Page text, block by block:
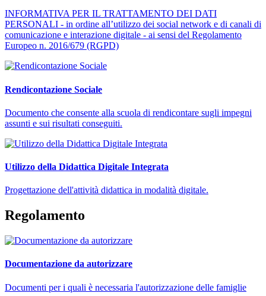
INFORMATIVA PER IL TRATTAMENTO DEI DATI
PERSONALI - in ordine all’utilizzo dei social network e di canali di
comunicazione e interazione digitale - ai sensi del Regolamento
Europeo n. 2016/679 (RGPD)
Rendicontazione Sociale
Documento che consente alla scuola di rendicontare sugli impegni
assunti e sui risultati conseguiti.
Utilizzo della Didattica Digitale Integrata
Progettazione dell'attività didattica in modalità digitale.
Regolamento
Documentazione da autorizzare
Documenti per i quali è necessaria l'autorizzazione delle famiglie